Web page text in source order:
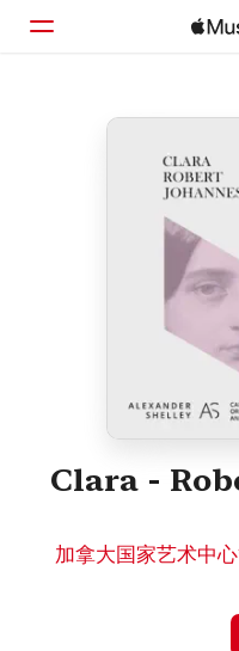
主页
Clara -
加拿大国家艺术中